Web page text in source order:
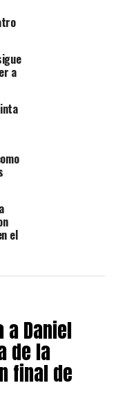
a
el
a Daniel
de la
final de